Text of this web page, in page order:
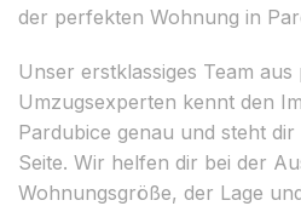
der perfekten Wohnung in
Unser erstklassiges Team
Umzugsexperten kennt den
Pardubice genau und steht
Seite. Wir helfen dir bei der
Wohnungsgröße, der Lage